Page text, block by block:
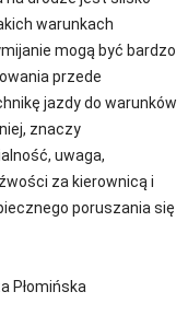
warunkach
mogą być bardzo
przede
jazdy do warunków
znaczy
uwaga,
za kierownicą i
poruszania się
Płomińska